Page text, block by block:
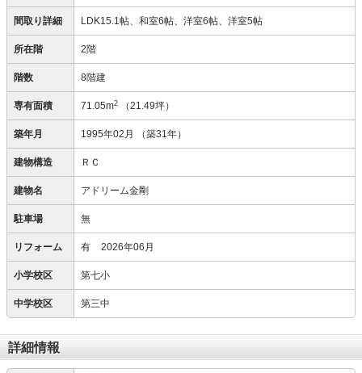
間取り詳細 LDK15.1帖、和室6帖、洋室6帖、洋室5帖
所在階 2階
階数 8階建
専有面積 71.05m2 （21.49坪）
築年月 1995年02月 （築31年）
建物構造 ＲＣ
建物名 アドリーム金剛
駐車場 無
リフォーム 有 2026年06月
小学校区 第七小
中学校区 第三中
詳細情報